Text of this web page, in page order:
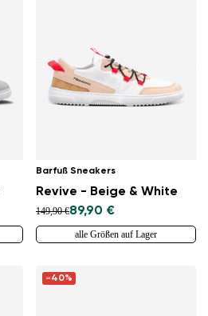
Barfuß Sneakers
Revive - Beige & White
149,90 €89,90 €
alle Größen auf Lager
-40%